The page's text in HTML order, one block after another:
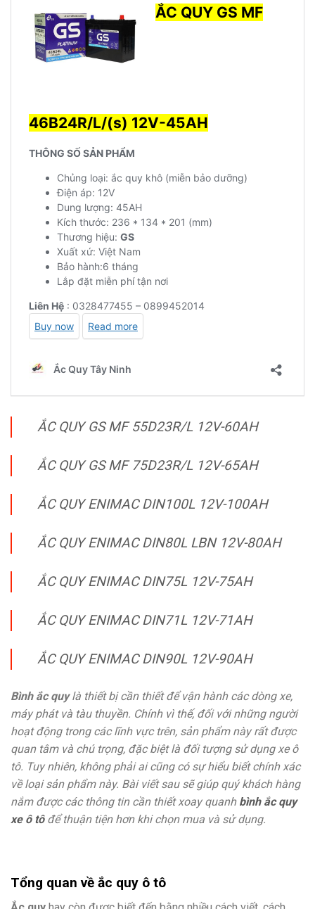
ẮC QUY GS MF 55D23R/L 12V-60AH
ẮC QUY GS MF 75D23R/L 12V-65AH
ẮC QUY ENIMAC DIN100L 12V-100AH
ẮC QUY ENIMAC DIN80L LBN 12V-80AH
ẮC QUY ENIMAC DIN75L 12V-75AH
ẮC QUY ENIMAC DIN71L 12V-71AH
ẮC QUY ENIMAC DIN90L 12V-90AH
Bình ắc quylà thiết bị cần thiết để vận hành các dòng xe,
máy phát và tàu thuyền. Chính vì thế, đối với những người
hoạt động trong các lĩnh vực trên, sản phẩm này rất được
quan tâm và chú trọng, đặc biệt là đối tượng sử dụng xe ô
tô. Tuy nhiên, không phải ai cũng có sự hiểu biết chính xác
về loại sản phẩm này. Bài viết sau sẽ giúp quý khách hàng
nắm được các thông tin cần thiết xoay quanh bình ắc quy
xe ô tô để thuận tiện hơn khi chọn mua và sử dụng.
Tổng quan về ắc quy ô tô